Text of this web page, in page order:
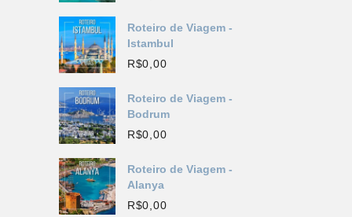
Roteiro de Viagem -
Istambul
R$0,00
Roteiro de Viagem -
Bodrum
R$0,00
Roteiro de Viagem -
Alanya
R$0,00